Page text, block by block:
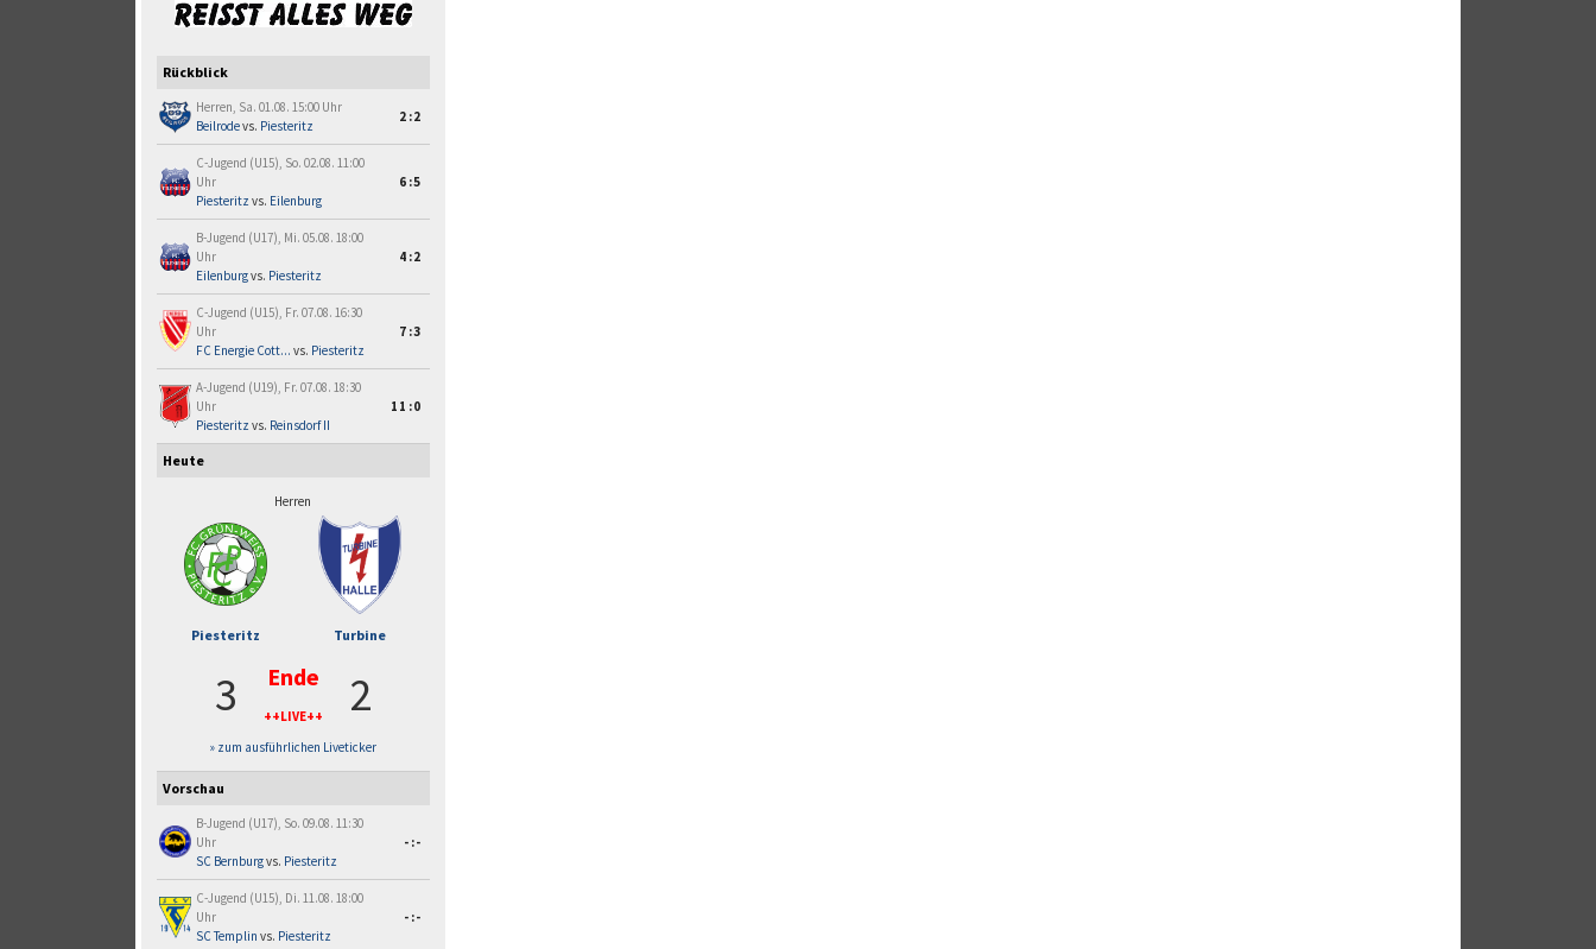
Rückblick
Herren, Sa. 01.08. 15:00 Uhr
Beilrodevs. Piesteritz
2:2
C-Jugend (U15), So. 02.08. 11:00
Uhr
Piesteritz vs. Eilenburg
6:5
B-Jugend (U17), Mi. 05.08. 18:00
Uhr
Eilenburgvs. Piesteritz
4:2
C-Jugend (U15), Fr. 07.08. 16:30
Uhr
FC Energie Cott... vs. Piesteritz
7:3
A-Jugend (U19), Fr. 07.08. 18:30
Uhr
Piesteritz vs. Reinsdorf II
11:0
Heute
Herren
Piesteritz Turbine
3 Ende
++LIVE++ 2
» zum ausführlichen Liveticker
Vorschau
B-Jugend (U17), So. 09.08. 11:30
Uhr
SC Bernburgvs. Piesteritz
-:-
C-Jugend (U15), Di. 11.08. 18:00
Uhr
SC Templin vs. Piesteritz
-:-